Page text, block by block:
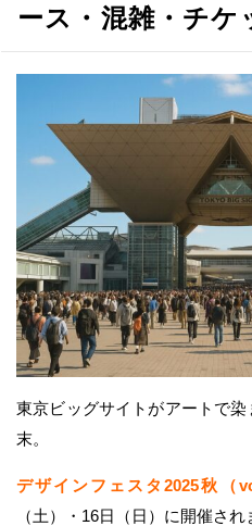
ース・混雑・チケ
東京ビッグサイトがアートで
末。
デザインフェスタ2025秋（
（土）・16日（日）に開催され